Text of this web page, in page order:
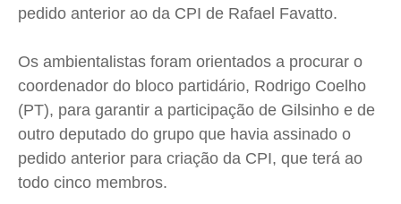
pedido anterior ao da CPI de Rafael Favatto.
Os ambientalistas foram orientados a procurar o
coordenador do bloco partidário, Rodrigo Coelho
(PT), para garantir a participação de Gilsinho e de
outro deputado do grupo que havia assinado o
pedido anterior para criação da CPI, que terá ao
todo cinco membros.